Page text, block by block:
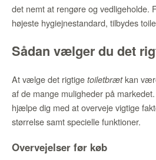
det nemt at rengøre og vedligeholde.
højeste hygiejnestandard, tilbydes
Sådan vælger du det
At vælge det rigtige toiletbrætkan
af de mange muligheder på
hjælpe dig med at overveje vigtige
størrelse samt specielle funktioner.
Overvejelser før køb